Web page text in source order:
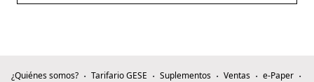
¿Quiénes somos? Tarifario GESE Suplementos Ventas
e-Paper